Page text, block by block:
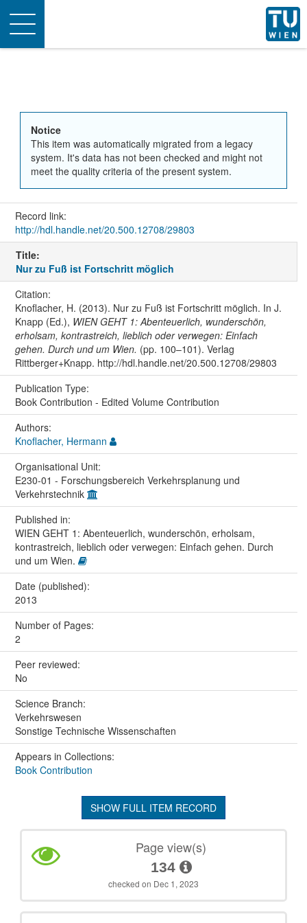
Toggle
navigation
Notice
This item was automatically migrated from a legacy
system. It's data has not been checked and might not
meet the quality criteria of the present system.
Record link:
http://hdl.handle.net/20.500.12708/29803
Title:
Nur zu Fuß ist Fortschritt möglich
Citation:
Knoflacher, H. (2013). Nur zu Fuß ist Fortschritt möglich. In J.
Knapp (Ed.), WIEN GEHT 1: Abenteuerlich, wunderschön,
erholsam, kontrastreich, lieblich oder verwegen: Einfach
gehen. Durch und um Wien. (pp. 100–101). Verlag
Rittberger+Knapp. http://hdl.handle.net/20.500.12708/29803
Publication Type:
Book Contribution - Edited Volume Contribution
Authors:
Knoflacher, Hermann
Organisational Unit:
E230-01 - Forschungsbereich Verkehrsplanung und
Verkehrstechnik
Published in:
WIEN GEHT 1: Abenteuerlich, wunderschön, erholsam,
kontrastreich, lieblich oder verwegen: Einfach gehen. Durch
und um Wien.
Date (published):
2013
Number of Pages:
2
Peer reviewed:
No
Science Branch:
Verkehrswesen
Sonstige Technische Wissenschaften
Appears in Collections:
Book Contribution
SHOW FULL ITEM RECORD
Page view(s)
134
checked on Dec 1, 2023